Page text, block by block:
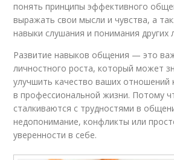
понять принципы эффективного
выражать свои мысли и чувства, а
навыки слушания и понимания других
Развитие навыков общения — это
личностного роста, который может
улучшить качество ваших отношений
в профессиональной жизни. Потому
сталкиваются с трудностями в
недопонимание, конфликты или
уверенности в себе.